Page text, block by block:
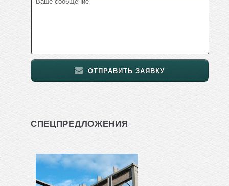
ОТПРАВИТЬ ЗАЯВКУ
СПЕЦПРЕДЛОЖЕНИЯ